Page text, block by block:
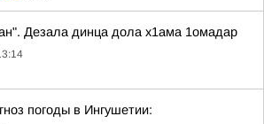
Дезала динца дола х1ама 1омадар
погоды в Ингушетии: